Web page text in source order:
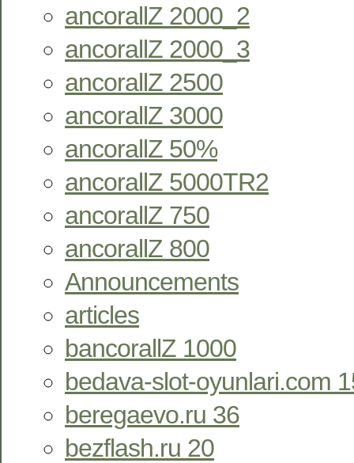
ancorallZ 2000_2
ancorallZ 2000_3
ancorallZ 2500
ancorallZ 3000
ancorallZ 50%
ancorallZ 5000TR2
ancorallZ 750
ancorallZ 800
Announcements
articles
bancorallZ 1000
bedava-slot-oyunlari.com
beregaevo.ru 36
bezflash.ru 20